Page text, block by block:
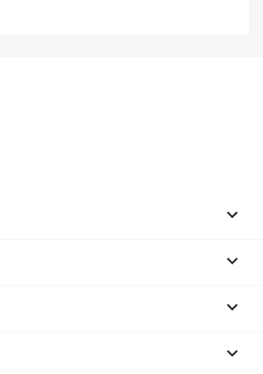



keyboard_arrow_down